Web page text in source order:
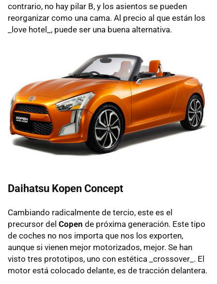
contrario, no hay pilar B, y los asientos se pueden
reorganizar como una cama. Al precio al que están los
_love hotel_, puede ser una buena alternativa.
Daihatsu Kopen Concept
Cambiando radicalmente de tercio, este es el
precursor del Copen de próxima generación. Este tipo
de coches no nos importa que nos los exporten,
aunque si vienen mejor motorizados, mejor. Se han
visto tres prototipos, uno con estética _crossover_. El
motor está colocado delante, es de tracción delantera.